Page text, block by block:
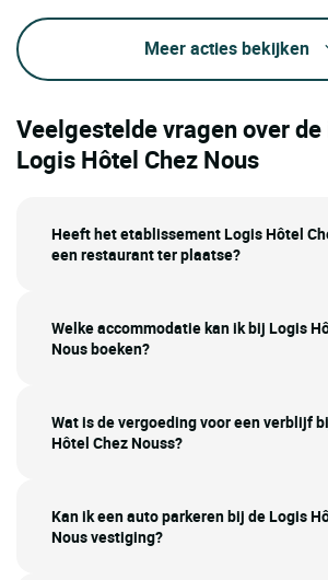
Meer acties bekijken
Veelgestelde vragen over
Logis Hôtel Chez Nous
Heeft het etablissement Logis Hôtel
een restaurant ter plaatse?
Welke accommodatie kan ik bij Logis
Nous boeken?
Wat is de vergoeding voor een verblijf
Hôtel Chez Nouss?
Kan ik een auto parkeren bij de Logis
Nous vestiging?